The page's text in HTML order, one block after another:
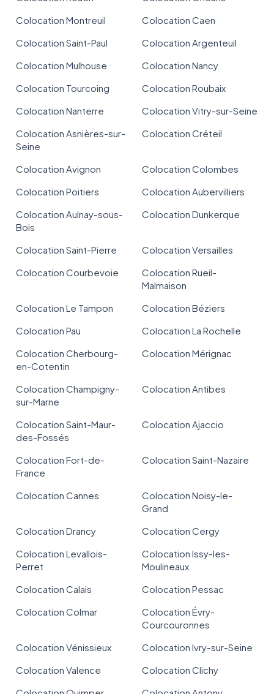
Colocation Montreuil
Colocation Caen
Colocation Saint-Paul
Colocation Argenteuil
Colocation Mulhouse
Colocation Nancy
Colocation Tourcoing
Colocation Roubaix
Colocation Nanterre
Colocation Vitry-sur-Seine
Colocation Asnières-sur-
Seine
Colocation Créteil
Colocation Avignon
Colocation Colombes
Colocation Poitiers
Colocation Aubervilliers
Colocation Aulnay-sous-
Bois
Colocation Dunkerque
Colocation Saint-Pierre
Colocation Versailles
Colocation Courbevoie
Colocation Rueil-
Malmaison
Colocation Le Tampon
Colocation Béziers
Colocation Pau
Colocation La Rochelle
Colocation Cherbourg-
en-Cotentin
Colocation Mérignac
Colocation Champigny-
sur-Marne
Colocation Antibes
Colocation Saint-Maur-
des-Fossés
Colocation Ajaccio
Colocation Fort-de-
France
Colocation Saint-Nazaire
Colocation Cannes
Colocation Noisy-le-
Grand
Colocation Drancy
Colocation Cergy
Colocation Levallois-
Perret
Colocation Issy-les-
Moulineaux
Colocation Calais
Colocation Pessac
Colocation Colmar
Colocation Évry-
Courcouronnes
Colocation Vénissieux
Colocation Ivry-sur-Seine
Colocation Valence
Colocation Clichy